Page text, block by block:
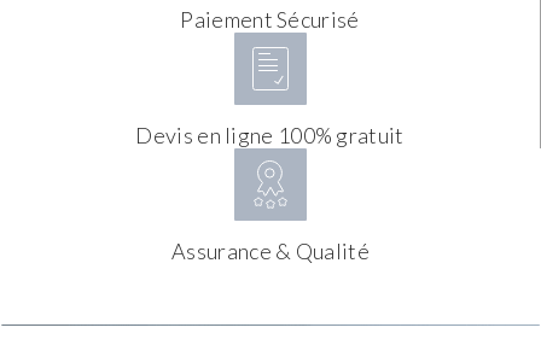
Paiement Sécurisé
Devis en ligne 100% gratuit
Assurance & Qualité